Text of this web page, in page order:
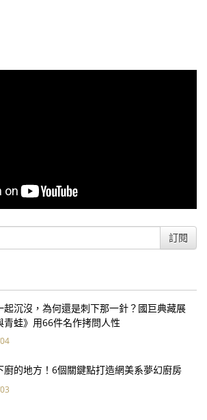
訂閱
起沉沒，為何還是刺下那一針？國巨典藏展
青蛙》用66件名作拷問人性
廚的地方！6個關鍵點打造網美系夢幻廚房